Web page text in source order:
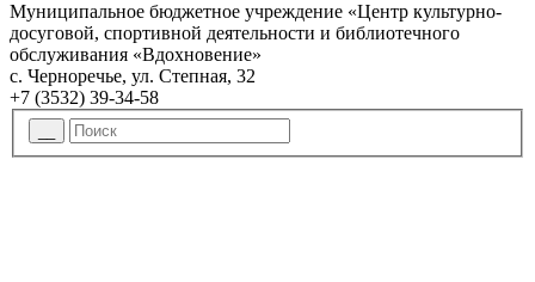
Муниципальное бюджетное учреждение «Центр культурно-
досуговой, спортивной деятельности и библиотечного
обслуживания «Вдохновение»
с. Черноречье, ул. Степная, 32
+7 (3532) 39-34-58